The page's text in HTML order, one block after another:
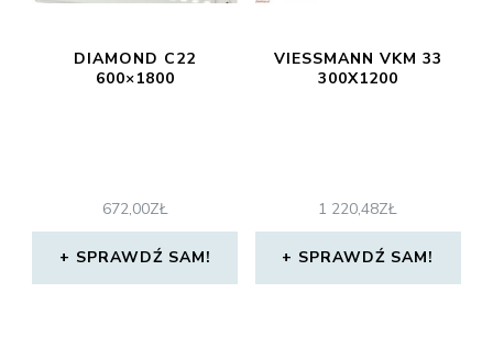
DIAMOND C22
600×1800
672,00ZŁ
SPRAWDŹ SAM!
VIESSMANN VKM 33
300X1200
1 220,48ZŁ
SPRAWDŹ SAM!